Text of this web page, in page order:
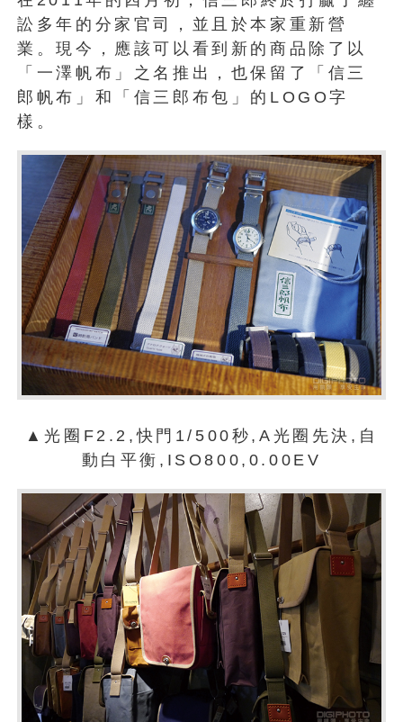
訟多年的分家官司，並且於本家重新營
業。現今，應該可以看到新的商品除了以
「一澤帆布」之名推出，也保留了「信三
郎帆布」和「信三郎布包」的LOGO字
樣。
▲光圈F2.2,快門1/500秒,A光圈先決,自
動白平衡,ISO800,0.00EV